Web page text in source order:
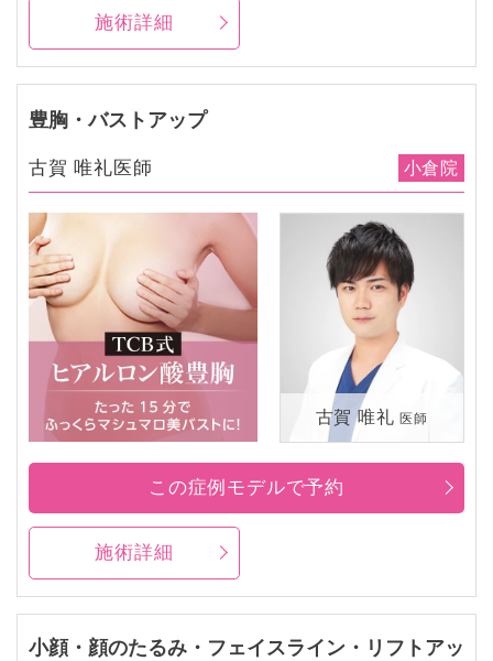
施術詳細
豊胸・バストアップ
古賀 唯礼医師 小倉院
古賀 唯礼 医師
施術詳細
この症例モデルで予約
小顔・顔のたるみ・フェイスライン・リフトアッ